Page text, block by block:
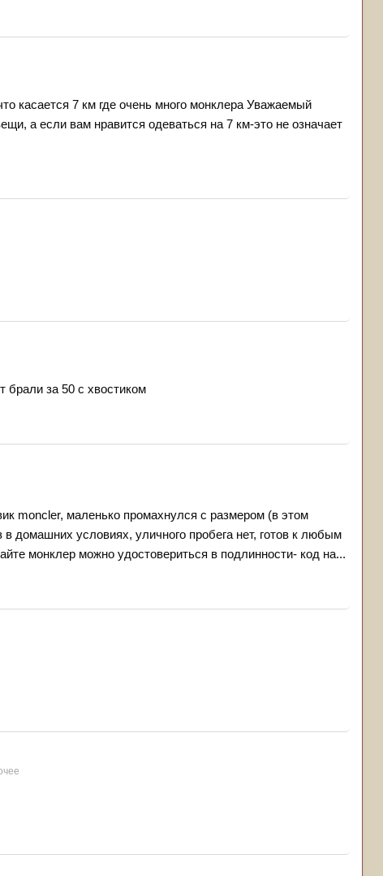
касается 7 км где очень много монклера Уважаемый
а если вам нравится одеваться на 7 км-это не означает
брали за 50 с хвостиком
moncler, маленько промахнулся с размером (в этом
домашних условиях, уличного пробега нет, готов к любым
монклер можно удостовериться в подлинности- код на...